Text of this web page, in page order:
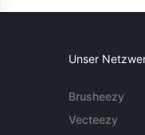
Unser
Brusheezy
Vecteezy